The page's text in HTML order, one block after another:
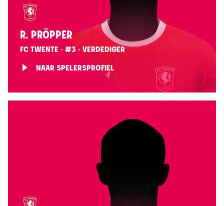
R. PRÖPPER
FC TWENTE · #3 · VERDEDIGER
NAAR SPELERSPROFIEL